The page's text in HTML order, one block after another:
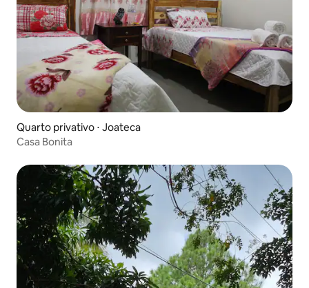
Quarto privativo ⋅ Joateca
Casa Bonita